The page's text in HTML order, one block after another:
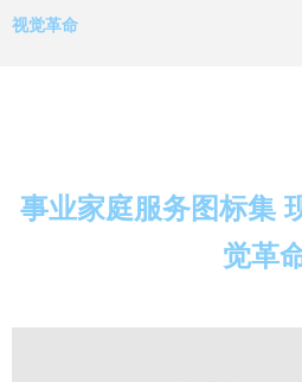
视觉革命
事业家庭服务图标集
觉革